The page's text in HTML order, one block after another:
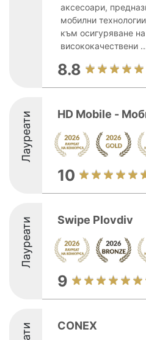
аксесоари,
мобилни
към осигуряване на
висококачествени
8.8
Лауреати HD Mobile -
10
Лауреати Swipe Plovdiv
9
CONEX